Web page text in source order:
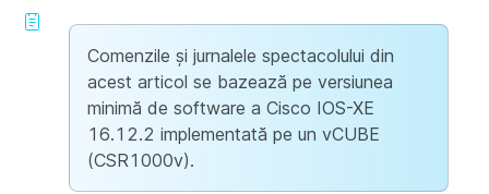
Comenzile și jurnalele spectacolului din
acest articol se bazează pe versiunea
minimă de software a Cisco IOS-XE
16.12.2 implementată pe un vCUBE
(CSR1000v).